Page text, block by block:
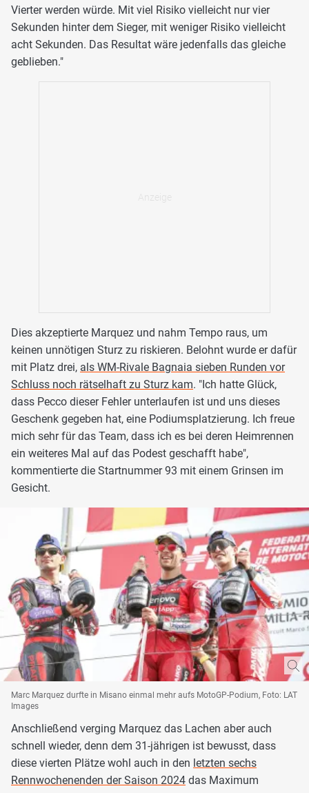
Vierter werden würde. Mit viel Risiko vielleicht nur vier
Sekunden hinter dem Sieger, mit weniger Risiko vielleicht
acht Sekunden. Das Resultat wäre jedenfalls das gleiche
geblieben."
Dies akzeptierte Marquez und nahm Tempo raus, um
keinen unnötigen Sturz zu riskieren. Belohnt wurde er dafür
mit Platz drei, als WM-Rivale Bagnaia sieben Runden vor
Schluss noch rätselhaft zu Sturz kam. "Ich hatte Glück,
dass Pecco dieser Fehler unterlaufen ist und uns dieses
Geschenk gegeben hat, eine Podiumsplatzierung. Ich freue
mich sehr für das Team, dass ich es bei deren Heimrennen
ein weiteres Mal auf das Podest geschafft habe",
kommentierte die Startnummer 93 mit einem Grinsen im
Gesicht.
Marc Marquez durfte in Misano einmal mehr aufs MotoGP-Podium, Foto: LAT
Images
Anschließend verging Marquez das Lachen aber auch
schnell wieder, denn dem 31-jährigen ist bewusst, dass
diese vierten Plätze wohl auch in den letzten sechs
Rennwochenenden der Saison 2024 das Maximum